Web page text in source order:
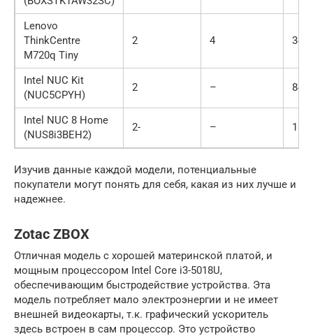
Lenovo
ThinkCentre
M720q Tiny
2 4
Intel NUC Kit
(NUC5CPYH)
2 –
Intel NUC 8 Home
(NUS8i3BEH2)
2- –
Изучив данные каждой модели, потенциальные
покупатели могут понять для себя, какая из них лучше и
надежнее.
Zotac ZBOX
Отличная модель с хорошей материнской платой, и
мощным процессором Intel Core i3-5018U,
обеспечивающим быстродействие устройства. Эта
модель потребляет мало электроэнергии и не имеет
внешней видеокарты, т.к. графический ускоритель
здесь встроен в сам процессор. Это устройство